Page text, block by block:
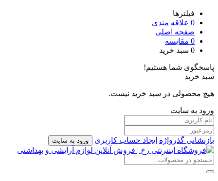
فیلترها
0 علاقه مندی
صفحه اصلی
0 مقایسه
0 سبد خرید
پاسخگوی شما هستیم!
سبد خرید
هیچ محصولی در سبد خرید نیست.
ورود به سایت
بازنشانی گذرواژه ایجاد حساب کاربری ورود به سایت